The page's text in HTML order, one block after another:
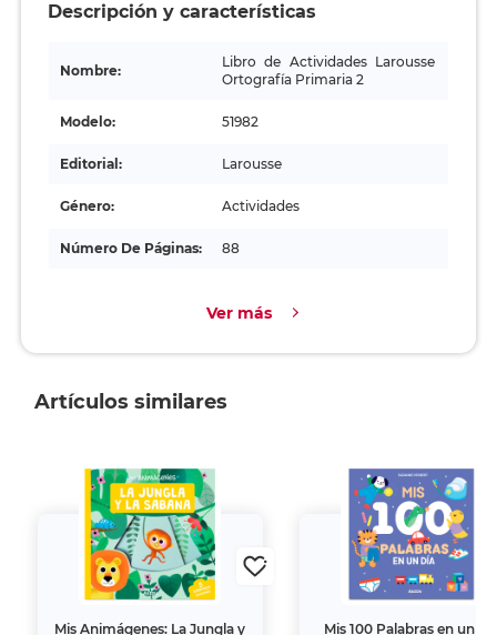
Descripción y características
Nombre:
Libro de Actividades Larousse
Ortografía Primaria 2
Modelo: 51982
Editorial: Larousse
Género: Actividades
Número De Páginas: 88
Ver más
Artículos similares
Mis Animágenes: La Jungla y Mis 100 Palabras en un